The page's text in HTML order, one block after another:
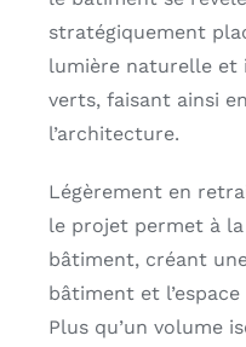
stratégiquement
lumière naturelle et
verts, faisant ainsi
l’architecture.
Légèrement en
le projet permet à
bâtiment, créant
bâtiment et
Plus qu’un volume